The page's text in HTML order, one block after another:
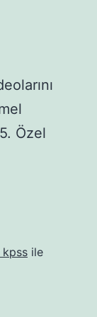
Özel
ile